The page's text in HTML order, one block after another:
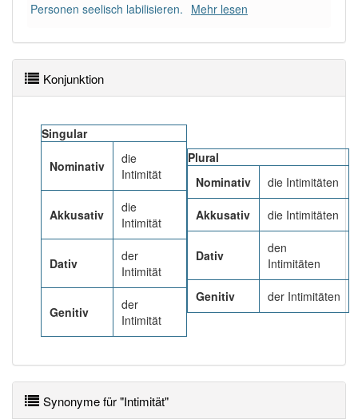
korrekt erraten.
Personen seelisch labilisieren. Mehr lesen
Konjunktion
Singular
Nominativ
die
Intimität
Akkusativ
die
Intimität
Dativ
der
Intimität
Genitiv
der
Intimität
Plural
Nominativ
die Intimitäten
Akkusativ die Intimitäten
Dativ
den
Intimitäten
Genitiv der Intimitäten
Synonyme für "Intimität"